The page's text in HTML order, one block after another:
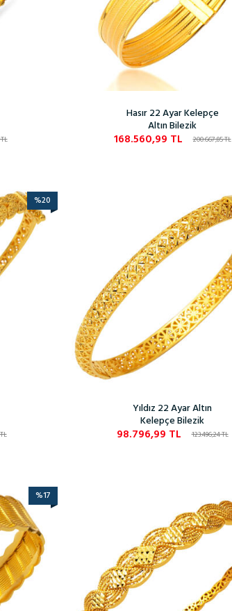
Hasır 22 Ayar Kelepçe
Altın Bilezik
200.667,85TL
168.560,99 TL
%20
Yıldız 22 Ayar Altın
Kelepçe Bilezik
123.496,24TL
98.796,99 TL
%17